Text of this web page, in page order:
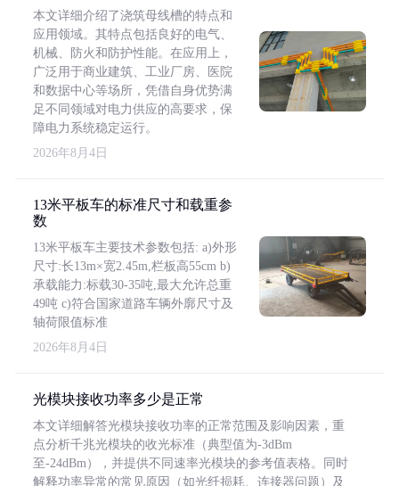
本文详细介绍了浇筑母线槽的特点和
应用领域。其特点包括良好的电气、
机械、防火和防护性能。在应用上，
广泛用于商业建筑、工业厂房、医院
和数据中心等场所，凭借自身优势满
足不同领域对电力供应的高要求，保
障电力系统稳定运行。
2026年8月4日
13米平板车的标准尺寸和载重参
数
13米平板车主要技术参数包括: a)外形
尺寸:长13m×宽2.45m,栏板高55cm b)
承载能力:标载30-35吨,最大允许总重
49吨 c)符合国家道路车辆外廓尺寸及
轴荷限值标准
2026年8月4日
光模块接收功率多少是正常
本文详细解答光模块接收功率的正常范围及影响因素，重
点分析千兆光模块的收光标准（典型值为-3dBm
至-24dBm），并提供不同速率光模块的参考值表格。同时
解释功率异常的常见原因（如光纤损耗、连接器问题）及